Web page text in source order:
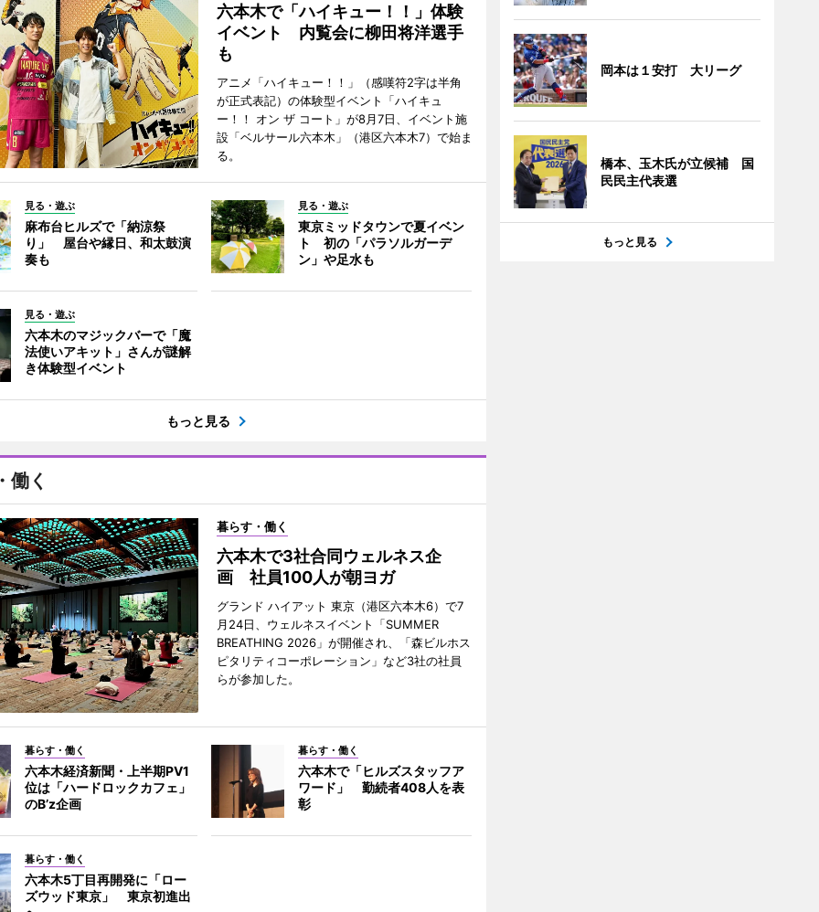
六本木で「ハイキュー！！」体験
イベント 内覧会に柳田将洋選手
も
アニメ「ハイキュー！！」（感嘆符2字は半角
が正式表記）の体験型イベント「ハイキュ
ー！！ オン ザ コート」が8月7日、イベント施
設「ベルサール六本木」（港区六本木7）で始ま
る。
見る・遊ぶ
麻布台ヒルズで「納涼祭
り」 屋台や縁日、和太鼓演
奏も
見る・遊ぶ
東京ミッドタウンで夏イベン
ト 初の「パラソルガーデ
ン」や足水も
見る・遊ぶ
六本木のマジックバーで「魔
法使いアキット」さんが謎解
き体験型イベント
もっと見る
働く
暮らす・働く
六本木で3社合同ウェルネス企
画 社員100人が朝ヨガ
グランド ハイアット 東京（港区六本木6）で7
月24日、ウェルネスイベント「SUMMER
BREATHING 2026」が開催され、「森ビルホス
ピタリティコーポレーション」など3社の社員
らが参加した。
暮らす・働く
六本木経済新聞・上半期PV1
位は「ハードロックカフェ」
のB’z企画
暮らす・働く
六本木で「ヒルズスタッフア
ワード」 勤続者408人を表
彰
暮らす・働く
六本木5丁目再開発に「ロー
ズウッド東京」 東京初進出
岡本は１安打 大リーグ
橋本、玉木氏が立候補 国
民民主代表選
もっと見る